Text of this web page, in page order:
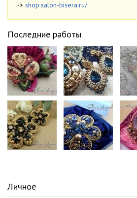
-> shop.salon-bisera.ru/
Последние работы
Личное